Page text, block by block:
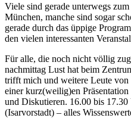
Viele sind gerade unterwegs
München, manche sind sogar
gerade durch das üppige
den vielen interessanten
Für alle, die noch nicht völlig
nachmittag Lust hat beim
trifft mich und weitere Leute
einer kurz(weilig)en
und Diskutieren. 16.00 bis
(Isarvorstadt) – alles